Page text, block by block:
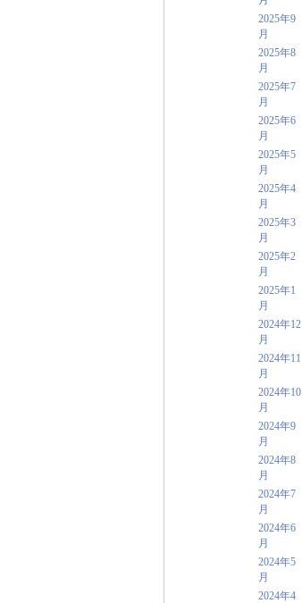
2025年9
月
2025年8
月
2025年7
月
2025年6
月
2025年5
月
2025年4
月
2025年3
月
2025年2
月
2025年1
月
2024年12
月
2024年11
月
2024年10
月
2024年9
月
2024年8
月
2024年7
月
2024年6
月
2024年5
月
2024年4